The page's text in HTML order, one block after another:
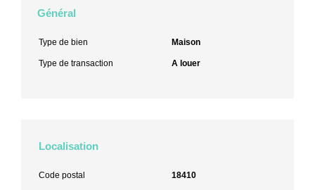
Général
Type de bien Maison
Type de transaction A louer
Localisation
Code postal 18410